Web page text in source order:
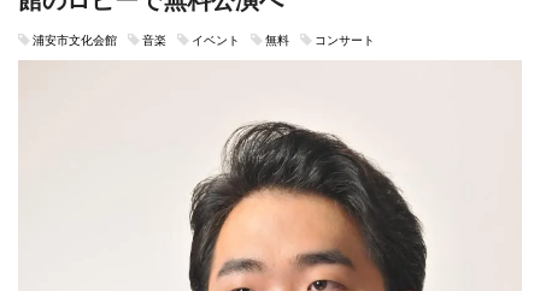
浦安市文化会館 音楽 イベント 無料 コンサート